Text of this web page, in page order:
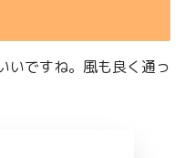
いですね。風も良く通っ